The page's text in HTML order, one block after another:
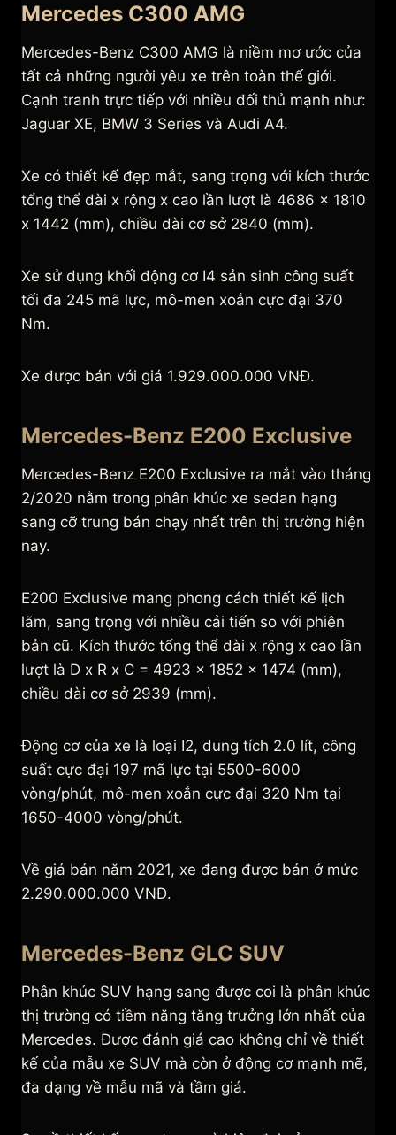
Mercedes C300 AMG
Mercedes-Benz C300 AMG là niềm mơ ước của
tất cả những người yêu xe trên toàn thế giới.
Cạnh tranh trực tiếp với nhiều đối thủ mạnh như:
Jaguar XE, BMW 3 Series và Audi A4.
Xe có thiết kế đẹp mắt, sang trọng với kích thước
tổng thể dài x rộng x cao lần lượt là 4686 x 1810
x 1442 (mm), chiều dài cơ sở 2840 (mm).
Xe sử dụng khối động cơ I4 sản sinh công suất
tối đa 245 mã lực, mô-men xoắn cực đại 370
Nm.
Xe được bán với giá 1.929.000.000 VNĐ.
Mercedes-Benz E200 Exclusive
Mercedes-Benz E200 Exclusive ra mắt vào tháng
2/2020 nằm trong phân khúc xe sedan hạng
sang cỡ trung bán chạy nhất trên thị trường hiện
nay.
E200 Exclusive mang phong cách thiết kế lịch
lãm, sang trọng với nhiều cải tiến so với phiên
bản cũ. Kích thước tổng thể dài x rộng x cao lần
lượt là D x R x C = 4923 x 1852 x 1474 (mm),
chiều dài cơ sở 2939 (mm).
Động cơ của xe là loại I2, dung tích 2.0 lít, công
suất cực đại 197 mã lực tại 5500-6000
vòng/phút, mô-men xoắn cực đại 320 Nm tại
1650-4000 vòng/phút.
Về giá bán năm 2021, xe đang được bán ở mức
2.290.000.000 VNĐ.
Mercedes-Benz GLC SUV
Phân khúc SUV hạng sang được coi là phân khúc
thị trường có tiềm năng tăng trưởng lớn nhất của
Mercedes. Được đánh giá cao không chỉ về thiết
kế của mẫu xe SUV mà còn ở động cơ mạnh mẽ,
đa dạng về mẫu mã và tầm giá.